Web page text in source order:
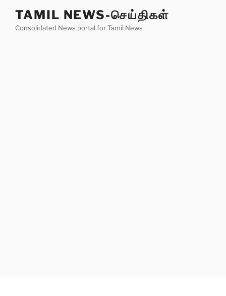
content
TAMIL NEWS-செய்திகள்
Consolidated News portal for Tamil News